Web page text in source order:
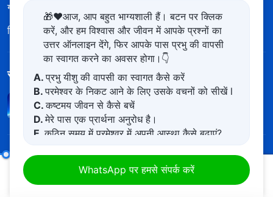
गवाहियाँ
चित्र-प्रदर्शनी
हमारे बारे में
सर्वशक्तिमान परमेश्वर की कलीसिया ऐप डाउनलोड करें
हमसे संपर्क करें
+91-970-782-1023
🎁❤️आज, आप बहुत भाग्यशाली हैं। बटन पर क्लिक
करें, और हम विश्वास और जीवन में आपके प्रश्नों का
उत्तर ऑनलाइन देंगे, फिर आपके पास प्रभु की वापसी
का स्वागत करने का अवसर होगा।👇
A.प्रभु यीशु की वापसी का स्वागत कैसे करें
B.परमेश्वर के निकट आने के लिए उसके वचनों को सीखें l
C.कष्टमय जीवन से कैसे बचें
D.मेरे पास एक प्रार्थना अनुरोध है।
E.कठिन समय में परमेश्वर में अपनी आस्था कैसे बढ़ाएं?
WhatsApp पर हमसे संपर्क करें
अगुआओं और कार्यकर्ताओं की जिम्मेदारियाँ (20)खंड पाँच